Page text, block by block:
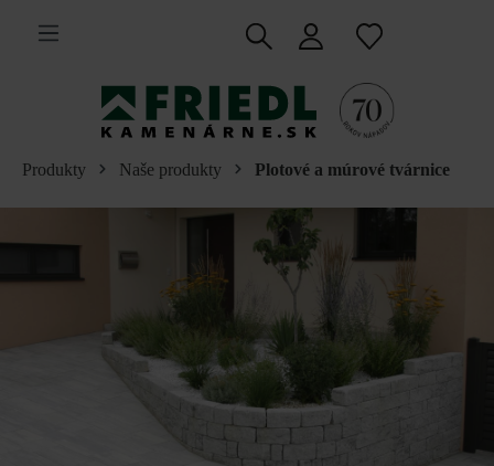
hlavný obsah
Produkty Naše produkty Plotové a múrové tvárnice